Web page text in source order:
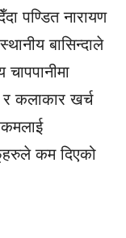
पण्डित नारायण
बासिन्दाले
र कलाकार खर्च
कम दिएको